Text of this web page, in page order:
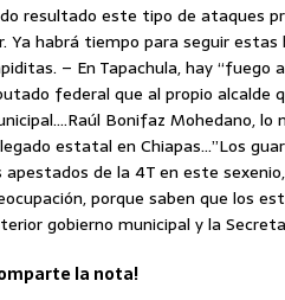
resultado este tipo de ataques
Ya habrá tiempo para seguir
– En Tapachula, hay “fuego
federal que al propio alcalde
Bonifaz Mohedano, lo
estatal en Chiapas…”Los
apestados de la 4T en este
porque saben que los
gobierno municipal y la
la nota!